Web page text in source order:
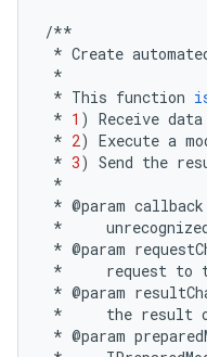
/**
* Create
*
* This function
* 1 ) Receive data
* 2) Execute a
* 3) Send the
*
* @param callback
*
* @param
*
request to
* @param
*
the result
* @param